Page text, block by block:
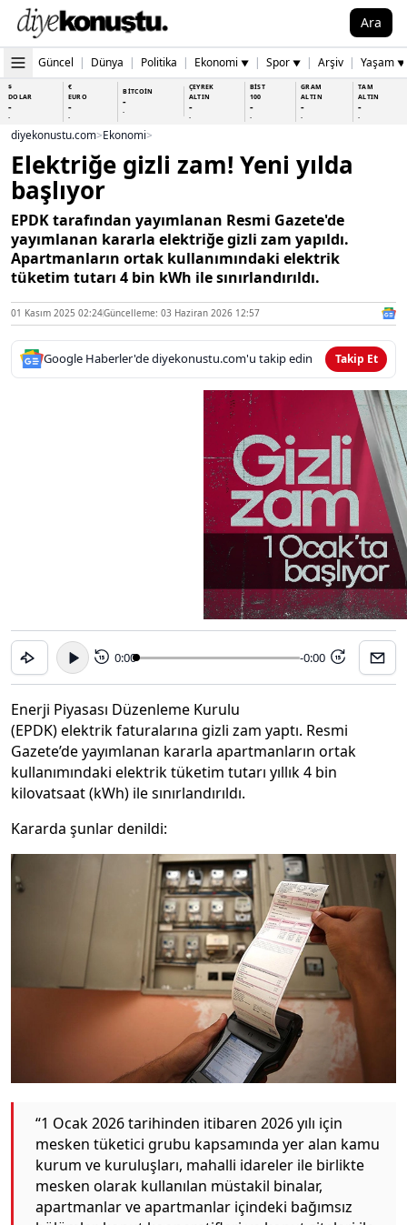
Ara
Güncel | Dünya | Politika | Ekonomi ▼ | Spor ▼ | Arşiv | Yaşam ▼
$
DOLAR
-
-
€
EURO
-
-
BİTCOİN
-
-
ÇEYREK
ALTIN
-
-
BİST
100
-
-
GRAM
ALTIN
-
-
TAM
ALTIN
-
-
diyekonustu.com>Ekonomi>
Elektriğe gizli zam! Yeni yılda
başlıyor
EPDK tarafından yayımlanan Resmi Gazete'de
yayımlanan kararla elektriğe gizli zam yapıldı.
Apartmanların ortak kullanımındaki elektrik
tüketim tutarı 4 bin kWh ile sınırlandırıldı.
01 Kasım 2025 02:24Güncelleme: 03 Haziran 2026 12:57
Google Haberler'de diyekonustu.com'u takip edin Takip Et
15 0:00 -0:00 15
Enerji Piyasası Düzenleme Kurulu
(EPDK) elektrik faturalarına gizli zam yaptı. Resmi
Gazete’de yayımlanan kararla apartmanların ortak
kullanımındaki elektrik tüketim tutarı yıllık 4 bin
kilovatsaat (kWh) ile sınırlandırıldı.
Kararda şunlar denildi:
“1 Ocak 2026 tarihinden itibaren 2026 yılı için
mesken tüketici grubu kapsamında yer alan kamu
kurum ve kuruluşları, mahalli idareler ile birlikte
mesken olarak kullanılan müstakil binalar,
apartmanlar ve apartmanlar içindeki bağımsız